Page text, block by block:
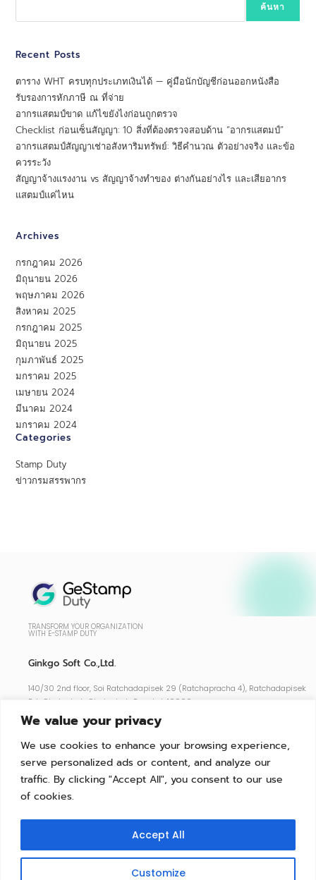
We value your privacy
We use cookies to enhance your browsing experience,
serve personalized ads or content, and analyze our
traffic. By clicking "Accept All", you consent to our use
of cookies.
Customize
Accept All
ค้นหา
Recent Posts
ตาราง WHT ครบทุกประเภทเงินได้ — คู่มือนักบัญชีก่อนออกหนังสือ
รับรองการหักภาษี ณ ที่จ่าย
อากรแสตมป์ขาด แก้ไขยังไงก่อนถูกตรวจ
Checklist ก่อนเซ็นสัญญา: 10 สิ่งที่ต้องตรวจสอบด้าน “อากรแสตมป์”
อากรแสตมป์สัญญาเช่าอสังหาริมทรัพย์: วิธีคำนวณ ตัวอย่างจริง และข้อ
ควรระวัง
สัญญาจ้างแรงงาน vs สัญญาจ้างทำของ ต่างกันอย่างไร และเสียอากร
แสตมป์แค่ไหน
Archives
กรกฎาคม 2026
มิถุนายน 2026
พฤษภาคม 2026
สิงหาคม 2025
กรกฎาคม 2025
มิถุนายน 2025
กุมภาพันธ์ 2025
มกราคม 2025
เมษายน 2024
มีนาคม 2024
มกราคม 2024
Categories
Stamp Duty
ข่าวกรมสรรพากร
TRANSFORM YOUR ORGANIZATION
WITH E-STAMP DUTY
Ginkgo Soft Co.,Ltd.
140/30 2nd floor, Soi Ratchadapisek 29 (Ratchapracha 4), Ratchadapisek
Rd., Chatuchak, Chatuchak, Bangkok 10900
Support : 02-026-5255
Features
Contact
Terms and Conditions